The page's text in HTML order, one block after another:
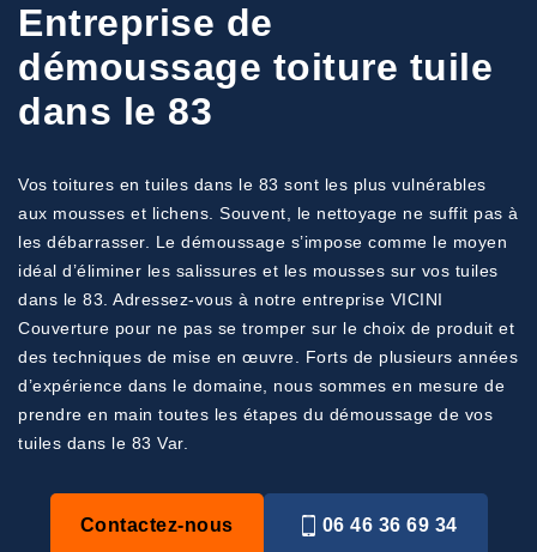
Entreprise de
démoussage toiture tuile
dans le 83
Vos toitures en tuiles dans le 83 sont les plus vulnérables
aux mousses et lichens. Souvent, le nettoyage ne suffit pas à
les débarrasser. Le démoussage s’impose comme le moyen
idéal d’éliminer les salissures et les mousses sur vos tuiles
dans le 83. Adressez-vous à notre entreprise VICINI
Couverture pour ne pas se tromper sur le choix de produit et
des techniques de mise en œuvre. Forts de plusieurs années
d’expérience dans le domaine, nous sommes en mesure de
prendre en main toutes les étapes du démoussage de vos
tuiles dans le 83 Var.
Contactez-nous 06 46 36 69 34